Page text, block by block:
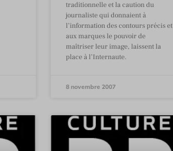
traditionnelle et la caution du
journaliste qui donnaient à
l’information des contours précis et
aux marques le pouvoir de
maîtriser leur image, laissent la
place à l’Internaute.
8 novembre 2007